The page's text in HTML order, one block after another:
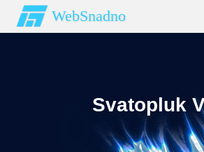
WebSnadno
Svatopluk